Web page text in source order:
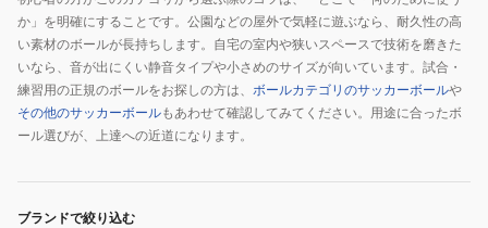
か」を明確にすることです。公園などの屋外で気軽に遊ぶなら、耐久性の高
い素材のボールが長持ちします。自宅の室内や狭いスペースで技術を磨きた
いなら、音が出にくい静音タイプや小さめのサイズが向いています。試合・
練習用の正規のボールをお探しの方は、 ボールカテゴリのサッカーボールや
その他のサッカーボールもあわせて確認してみてください。用途に合ったボ
ール選びが、上達への近道になります。
ブランドで絞り込む